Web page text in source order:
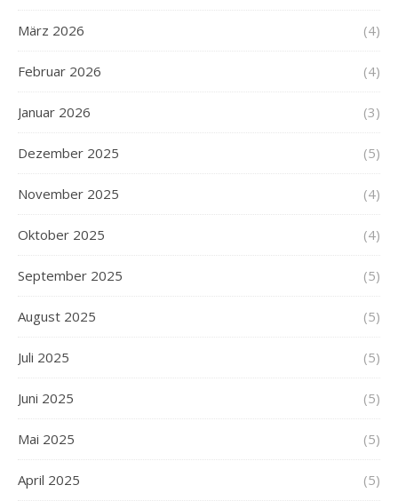
März 2026 (4)
Februar 2026 (4)
Januar 2026 (3)
Dezember 2025 (5)
November 2025 (4)
Oktober 2025 (4)
September 2025 (5)
August 2025 (5)
Juli 2025 (5)
Juni 2025 (5)
Mai 2025 (5)
April 2025 (5)